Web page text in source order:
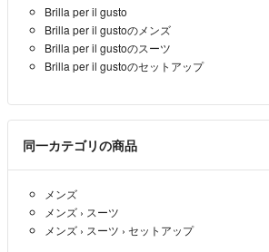
Brilla per il gusto
Brilla per il gustoのメンズ
Brilla per il gustoのスーツ
Brilla per il gustoのセットアップ
同一カテゴリの商品
メンズ
メンズ › スーツ
メンズ › スーツ › セットアップ